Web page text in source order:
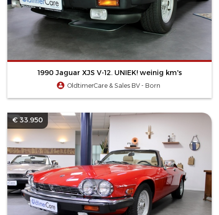
1990 Jaguar XJS V-12. UNIEK! weinig km's
OldtimerCare & Sales BV - Born
€ 33.950